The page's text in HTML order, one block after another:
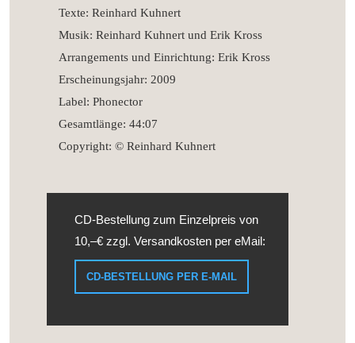
Texte: Reinhard Kuhnert
Musik: Reinhard Kuhnert und Erik Kross
Arrangements und Einrichtung: Erik Kross
Erscheinungsjahr: 2009
Label: Phonector
Gesamtlänge: 44:07
Copyright: © Reinhard Kuhnert
CD-Bestellung zum Einzelpreis von
10,–€ zzgl. Versandkosten per eMail:
CD-BESTELLUNG PER E-MAIL